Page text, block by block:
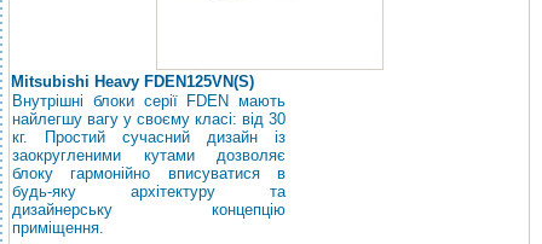
Mitsubishi Heavy FDEN125VN(S)
Внутрішні блоки серії FDEN мають
найлегшу вагу у своєму класі: від 30
кг. Простий сучасний дизайн із
заокругленими кутами дозволяє
блоку гармонійно вписуватися в
будь-яку архітектуру та
дизайнерську концепцію
приміщення.